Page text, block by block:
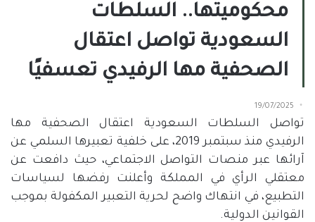
محكوميتها.. السلطات
السعودية تواصل اعتقال
الصحفية مها الرفيدي تعسفيًا
19/07/2025
تواصل السلطات السعودية اعتقال الصحفية مها
الرفيدي منذ سبتمبر2019
، على خلفية تعبيرها السلمي عن
آرائها عبر منصات التواصل الاجتماعي، حيث دافعت عن
معتقلي الرأي في المملكة وأعلنت رفضها لسياسات
التطبيع، في انتهاك واضح لحرية التعبير المكفولة بموجب
القوانين الدولية.